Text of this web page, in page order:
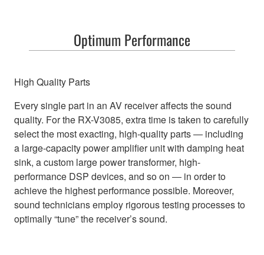
Optimum Performance
High Quality Parts
Every single part in an AV receiver affects the sound
quality. For the RX-V3085, extra time is taken to carefully
select the most exacting, high-quality parts ― including
a large-capacity power amplifier unit with damping heat
sink, a custom large power transformer, high-
performance DSP devices, and so on ― in order to
achieve the highest performance possible. Moreover,
sound technicians employ rigorous testing processes to
optimally “tune” the receiver’s sound.